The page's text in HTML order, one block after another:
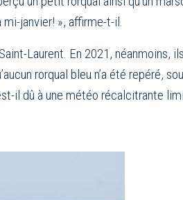
janvier! », affirme-t-il.
Laurent. En 2021, néanmoins,
rorqual bleu n’a été repéré,
il dû à une météo récalcitrante